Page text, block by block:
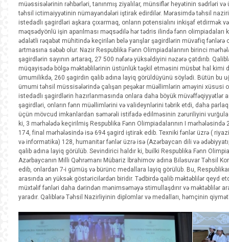
müəssisələrinin rəhbərləri, tanınmış ziyalılar, münsiflər heyətinin sədrləri
təhsil ictimaiyyətinin nümayəndələri iştirak edirdilər. Mərasimdə təhsil naziri
istedadlı şagirdləri aşkara çıxarmaq, onların potensialını inkişaf etdirmək
məqsədyönlü işin aparılması məqsədilə hər tədris ilində fənn olimpiadaları
ədalətli rəqabət mühitində keçirilən belə yarışlar şagirdlərin müvafiq fənlərə
artmasına səbəb olur. Nazir Respublika Fənn Olimpiadalarının birinci
şagirdlərin sayının artaraq, 27 500 nəfərə yüksəldiyini nəzərə çatdırıb.
müqayisədə bölgə məktəblilərinin üstünlük təşkil etməsini müsbət hal kimi
ümumilikdə, 260 şagirdin qalib adına layiq görüldüyünü söylədi. Bütün bu
ümumi təhsil müssisələrində çalışan peşəkar müəllimlərin əməyini xüsusi
istedadlı şagirdlərin hazırlanmasında onlara daha böyük müvəffəqiyyətlər
şagirdləri, onların fənn müəllimlərini və valideynlərini təbrik etdi, daha
üçün mövcud imkanlardan səmərəli istifadə edilməsinin zəruriliyini
ki, 3 mərhələdə keçirilmiş Respublika Fənn Olimpiadalarının I
174, final mərhələsində isə 694 şagird iştirak edib. Texniki fənlər üzrə (
və informatika) 128, humanitar fənlər üzrə isə (Azərbaycan dili və
qalib adına layiq görülüb. Sevindirici haldır ki, builki Respublika Fənn
Azərbaycanın Milli Qəhrəmanı Mübariz İbrahimov adına Biləsuvar Təhsil
edib, onlardan 7-i gümüş və bürünc medallara layiq görülüb. Bu,
arasında ən yüksək göstəricilərdən biridir. Tədbirdə qalib məktəblilər qeyd
müxtəlif fənləri daha dərindən mənimsəməyə stimullaşdırır və məktəblilər
yaradır. Qaliblərə Təhsil Nazirliyinin diplomlar və medalları, həmçinin